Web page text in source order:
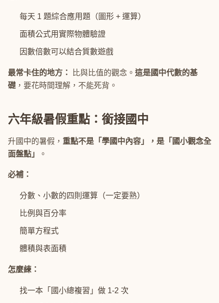
每天 1 題綜合應用題（圖形 + 運算）
面積公式用實際物體驗證
因數倍數可以結合質數遊戲
最常卡住的地方： 比與比值的觀念。 這是國中代數的基
礎 ，要花時間理解，不能死背。
六年級暑假重點：銜接國中
升國中的暑假， 重點不是「學國中內容」，是「國小觀念全
面盤點」
。
必補：
分數、小數的四則運算（一定要熟）
比例與百分率
簡單方程式
體積與表面積
怎麼練：
找一本「國小總複習」做 1-2 次